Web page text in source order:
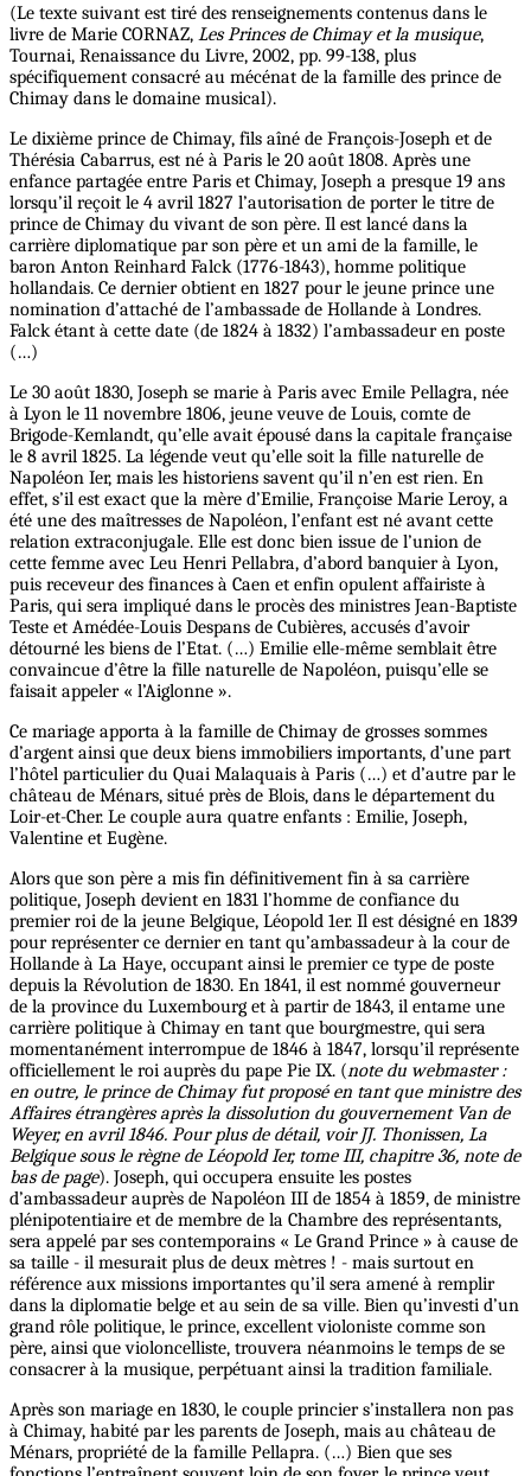
(Le texte suivant est tiré des renseignements contenus dans le
livre de Marie CORNAZ, Les Princes de Chimay et la musique,
Tournai, Renaissance du Livre, 2002, pp. 99-138, plus
spécifiquement consacré au mécénat de la famille des prince de
Chimay dans le domaine musical).
Le dixième prince de Chimay, fils aîné de François-Joseph et de
Thérésia Cabarrus, est né à Paris le 20 août 1808. Après une
enfance partagée entre Paris et Chimay, Joseph a presque 19 ans
lorsqu’il reçoit le 4 avril 1827 l’autorisation de porter le titre de
prince de Chimay du vivant de son père. Il est lancé dans la
carrière diplomatique par son père et un ami de la famille, le
baron Anton Reinhard Falck (1776-1843), homme politique
hollandais. Ce dernier obtient en 1827 pour le jeune prince une
nomination d’attaché de l’ambassade de Hollande à Londres.
Falck étant à cette date (de 1824 à 1832) l’ambassadeur en poste
(…)
Le 30 août 1830, Joseph se marie à Paris avec Emile Pellagra, née
à Lyon le 11 novembre 1806, jeune veuve de Louis, comte de
Brigode-Kemlandt, qu’elle avait épousé dans la capitale française
le 8 avril 1825. La légende veut qu’elle soit la fille naturelle de
Napoléon Ier, mais les historiens savent qu’il n’en est rien. En
effet, s’il est exact que la mère d’Emilie, Françoise Marie Leroy, a
été une des maîtresses de Napoléon, l’enfant est né avant cette
relation extraconjugale. Elle est donc bien issue de l’union de
cette femme avec Leu Henri Pellabra, d’abord banquier à Lyon,
puis receveur des finances à Caen et enfin opulent affairiste à
Paris, qui sera impliqué dans le procès des ministres Jean-Baptiste
Teste et Amédée-Louis Despans de Cubières, accusés d’avoir
détourné les biens de l’Etat. (…) Emilie elle-même semblait être
convaincue d’être la fille naturelle de Napoléon, puisqu’elle se
faisait appeler « l’Aiglonne ».
Ce mariage apporta à la famille de Chimay de grosses sommes
d’argent ainsi que deux biens immobiliers importants, d’une part
l’hôtel particulier du Quai Malaquais à Paris (…) et d’autre par le
château de Ménars, situé près de Blois, dans le département du
Loir-et-Cher. Le couple aura quatre enfants : Emilie, Joseph,
Valentine et Eugène.
Alors que son père a mis fin définitivement fin à sa carrière
politique, Joseph devient en 1831 l’homme de confiance du
premier roi de la jeune Belgique, Léopold 1er. Il est désigné en 1839
pour représenter ce dernier en tant qu’ambassadeur à la cour de
Hollande à La Haye, occupant ainsi le premier ce type de poste
depuis la Révolution de 1830. En 1841, il est nommé gouverneur
de la province du Luxembourg et à partir de 1843, il entame une
carrière politique à Chimay en tant que bourgmestre, qui sera
momentanément interrompue de 1846 à 1847, lorsqu’il représente
officiellement le roi auprès du pape Pie IX. (note du webmaster :
en outre, le prince de Chimay fut proposé en tant que ministre des
Affaires étrangères après la dissolution du gouvernement Van de
Weyer, en avril 1846. Pour plus de détail, voir JJ. Thonissen, La
Belgique sous le règne de Léopold Ier, tome III, chapitre 36, note de
bas de page). Joseph, qui occupera ensuite les postes
d’ambassadeur auprès de Napoléon III de 1854 à 1859, de ministre
plénipotentiaire et de membre de la Chambre des représentants,
sera appelé par ses contemporains « Le Grand Prince » à cause de
sa taille - il mesurait plus de deux mètres ! - mais surtout en
référence aux missions importantes qu’il sera amené à remplir
dans la diplomatie belge et au sein de sa ville. Bien qu’investi d’un
grand rôle politique, le prince, excellent violoniste comme son
père, ainsi que violoncelliste, trouvera néanmoins le temps de se
consacrer à la musique, perpétuant ainsi la tradition familiale.
Après son mariage en 1830, le couple princier s’installera non pas
à Chimay, habité par les parents de Joseph, mais au château de
Ménars, propriété de la famille Pellapra. (…) Bien que ses